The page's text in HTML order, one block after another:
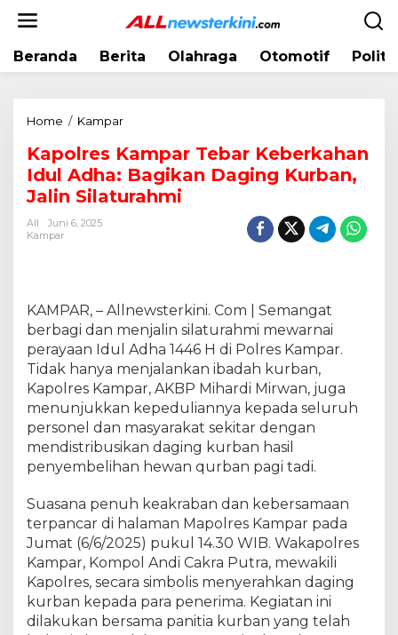
Beranda Berita Olahraga Otomotif
Home / Kampar
p
l
p
a
T
e
b
a
r
e
e
r
k
a
h
a
n
Kapolres Kampar Tebar Keberkahan
Idul Adha: Bagikan Daging Kurban,
Jalin Silaturahmi
All
Juni 6, 2025
Kampar
KAMPAR, – Allnewsterkini. Com | Semangat
berbagi dan menjalin silaturahmi mewarnai
perayaan Idul Adha 1446 H di Polres Kampar.
Tidak hanya menjalankan ibadah kurban,
Kapolres Kampar, AKBP Mihardi Mirwan, juga
menunjukkan kepeduliannya kepada seluruh
personel dan masyarakat sekitar dengan
mendistribusikan daging kurban hasil
penyembelihan hewan qurban pagi tadi.
Suasana penuh keakraban dan kebersamaan
terpancar di halaman Mapolres Kampar pada
Jumat (6/6/2025) pukul 14.30 WIB. Wakapolres
Kampar, Kompol Andi Cakra Putra, mewakili
Kapolres, secara simbolis menyerahkan daging
kurban kepada para penerima. Kegiatan ini
dilakukan bersama panitia kurban yang telah